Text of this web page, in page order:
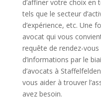
d’affiner votre choix
tels que le secteur
d’expérience, etc. Une
avocat qui vous
requête de rendez-
d’informations par le
d’avocats à
vous aider à trouver
avez besoin.